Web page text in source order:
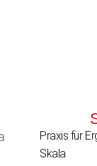
Praxis für
Skala